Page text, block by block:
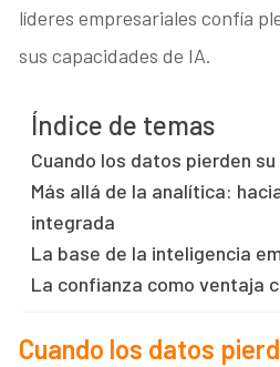
líderes empresariales confía
sus capacidades de IA.
Índice de temas
Cuando los datos pierden
Más allá de la analítica:
integrada
La base de la inteligencia
La confianza como ventaja
Cuando los datos